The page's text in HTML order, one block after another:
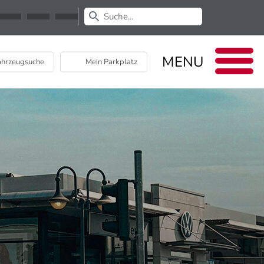
Mein Parkplatz MENU
Newsletter
EU Data Act